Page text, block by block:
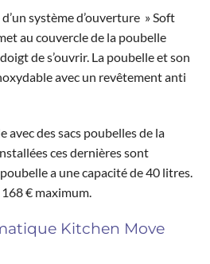
système d’ouverture » Soft
au couvercle de la poubelle
de s’ouvrir. La poubelle et son
avec un revêtement anti
avec des sacs poubelles de la
ces dernières sont
a une capacité de 40 litres.
€ maximum.
Kitchen Move